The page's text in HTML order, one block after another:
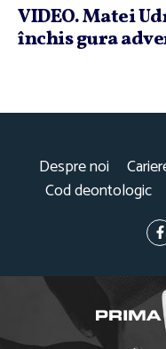
VIDEO. Matei
închis gura
Despre noi
Cod deontologic